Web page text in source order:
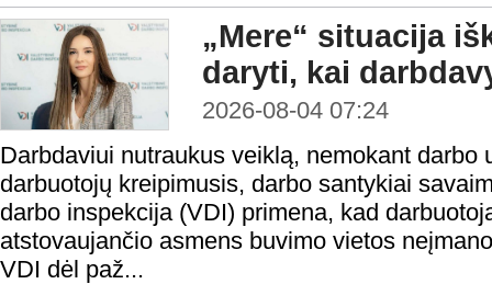
„Mere“ situacija
daryti, kai
2026-08-04 07:24
Darbdaviui nutraukus veiklą, nemokant darbo
darbuotojų kreipimusis, darbo santykiai
darbo inspekcija (VDI) primena, kad
atstovaujančio asmens buvimo vietos
VDI dėl paž...